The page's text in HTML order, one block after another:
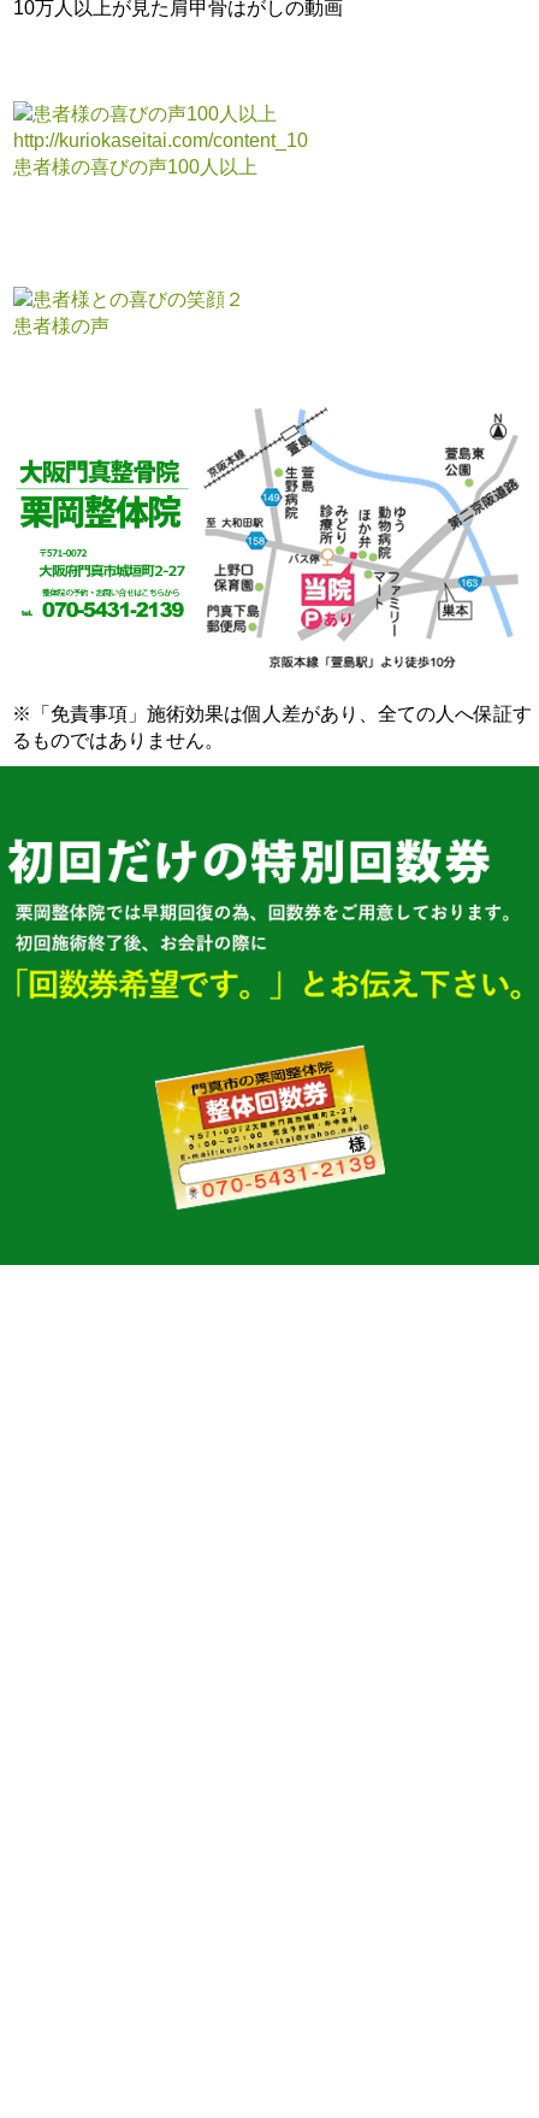
10万人以上が見た肩甲骨はがしの動画
患者様の喜びの声100人以上
患者様の声
※「免責事項」施術効果は個人差があり、全ての人へ保証す
るものではありません。